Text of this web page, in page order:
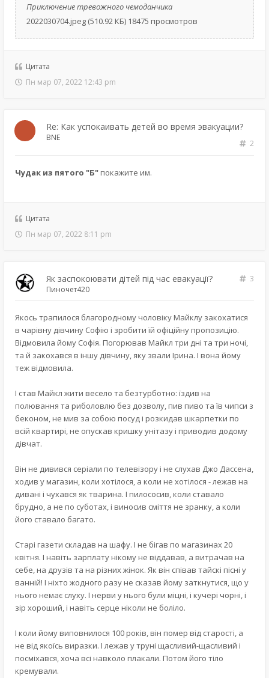
Приключение тревожного чемоданчика
2022030704.jpeg (510.92 КБ) 18475 просмотров
Цитата
Пн мар 07, 2022 12:43 pm
Re: Как успокаивать детей во время эвакуации?
2
BNE
Чудак из пятого "Б" покажите им.
Цитата
Пн мар 07, 2022 8:11 pm
Як заспокоювати дітей під час евакуації?
3
Пиночет420
Якось трапилося благородному чоловіку Майклу закохатися
в чарівну дівчину Софію і зробити їй офіційну пропозицію.
Відмовила йому Софія. Погорював Майкл три дні та три ночі,
та й закохався в іншу дівчину, яку звали Ірина. І вона йому
теж відмовила.
І став Майкл жити весело та безтурботно: їздив на
полювання та риболовлю без дозволу, пив пиво та їв чипси з
беконом, не мив за собою посуд і розкидав шкарпетки по
всій квартирі, не опускав кришку унітазу і приводив додому
дівчат.
Він не дивився серіали по телевізору і не слухав Джо Дассена,
ходив у магазин, коли хотілося, а коли не хотілося - лежав на
дивані і чухався як тварина. І пилососив, коли ставало
брудно, а не по суботах, і виносив сміття не зранку, а коли
його ставало багато.
Старі газети складав на шафу. І не бігав по магазинах 20
квітня. І навіть зарплату нікому не віддавав, а витрачав на
себе, на друзів та на різних жінок. Як він співав тайскі пісні у
ванній! І ніхто жодного разу не сказав йому заткнутися, що у
нього немає слуху. І нерви у нього були міцні, і кучері чорні, і
зір хороший, і навіть серце ніколи не боліло.
І коли йому виповнилося 100 років, він помер від старості, а
не від якоїсь виразки. І лежав у труні щасливий-щасливий і
посміхався, хоча всі навколо плакали. Потом його тіло
кремували.